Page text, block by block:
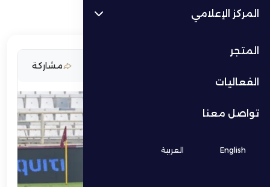
المركز الإعلامي
المتجر
الفعاليات
تواصل معنا
English العربية
مشاركة